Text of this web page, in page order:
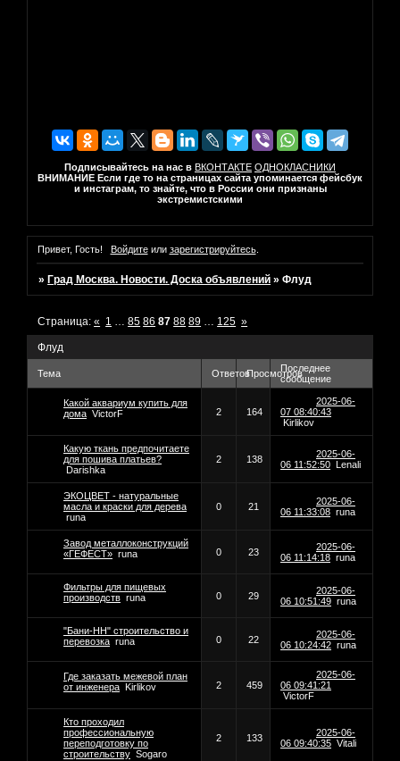
Подписывайтесь на нас в ВКОНТАКТЕ ОДНОКЛАСНИКИ
ВНИМАНИЕ Если где то на страницах сайта упоминается фейсбук
и инстаграм, то знайте, что в России они признаны
экстремистскими
Привет, Гость! Войдитеили зарегистрируйтесь.
» Град Москва. Новости. Доска объявлений »Флуд
Флуд
Страница:« 1 85 86 87 88 89 125 »
Тема ОтветовПросмотровПоследнее
сообщение
Какой аквариум купить для
дома VictorF 2 164
2025-06-
07 08:40:43
Kirlikov
Какую ткань предпочитаете
для пошива платьев?
Darishka
2 138
2025-06-
06 11:52:50 Lenali
ЭКОЦВЕТ - натуральные
масла и краски для дерева
runa
0 21
2025-06-
06 11:33:08 runa
Завод металлоконструкций
«ГЕФЕСТ» runa 0 23
2025-06-
06 11:14:18 runa
Фильтры для пищевых
производств runa 0 29
2025-06-
06 10:51:49 runa
"Бани-НН" строительство и
перевозка runa 0 22
2025-06-
06 10:24:42 runa
Где заказать межевой план
от инженера Kirlikov 2 459
2025-06-
06 09:41:21
VictorF
Кто проходил
профессиональную
переподготовку по
строительству Sogaro
2 133
2025-06-
06 09:40:35 Vitali